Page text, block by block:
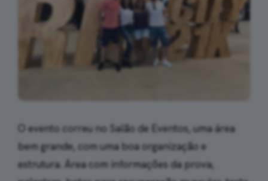
O evento correu no Salão de Eventos, uma área
bem grande, com uma boa organização e
estrutura. Área com informações da prova,